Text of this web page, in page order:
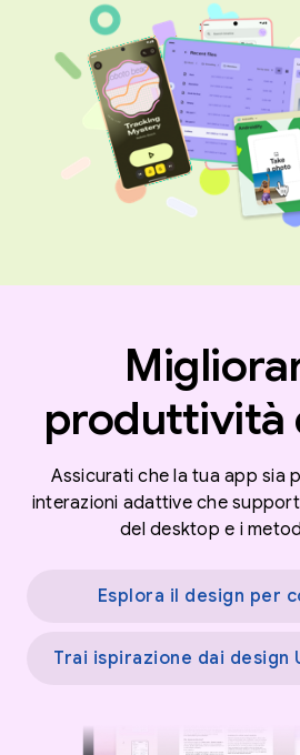
produttività
Assicurati che la tua app sia
interazioni adattive che
del desktop e i
Esplora il design per